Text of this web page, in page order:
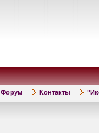
Форум Контакты